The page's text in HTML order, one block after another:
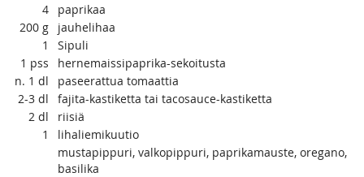
4
paprikaa
200 g
jauhelihaa
1
Sipuli
1 pss
hernemaissipaprika-sekoitusta
n. 1 dl
paseerattua tomaattia
2-3 dl
fajita-kastiketta tai tacosauce-kastiketta
2 dl
riisiä
1
lihaliemikuutio
mustapippuri, valkopippuri, paprikamauste, oregano,
basilika